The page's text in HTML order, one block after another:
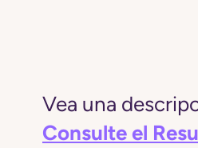
Vea una
Consulte el